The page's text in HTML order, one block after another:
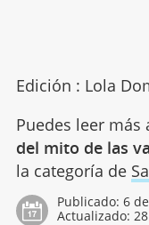
Edición : Lola
Puedes leer
del mito de las
la categoría de
Publicado: 6
Actualizado: